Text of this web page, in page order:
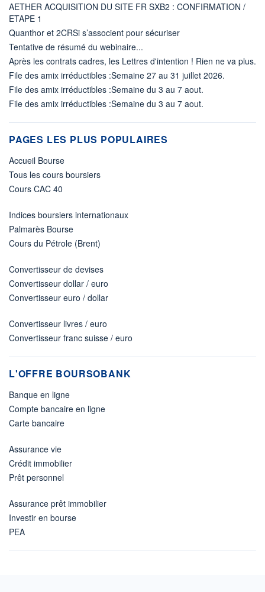
AETHER ACQUISITION DU SITE FR SXB2 : CONFIRMATION /
ETAPE 1
Quanthor et 2CRSi s’associent pour sécuriser
Tentative de résumé du webinaire...
Après les contrats cadres, les Lettres d'intention ! Rien ne va plus.
File des amix irréductibles :Semaine 27 au 31 juillet 2026.
File des amix irréductibles :Semaine du 3 au 7 aout.
File des amix irréductibles :Semaine du 3 au 7 aout.
PAGES LES PLUS POPULAIRES
Accueil Bourse
Tous les cours boursiers
Cours CAC 40
Indices boursiers internationaux
Palmarès Bourse
Cours du Pétrole (Brent)
Convertisseur de devises
Convertisseur dollar / euro
Convertisseur euro / dollar
Convertisseur livres / euro
Convertisseur franc suisse / euro
L'OFFRE BOURSOBANK
Banque en ligne
Compte bancaire en ligne
Carte bancaire
Assurance vie
Crédit immobilier
Prêt personnel
Assurance prêt immobilier
Investir en bourse
PEA